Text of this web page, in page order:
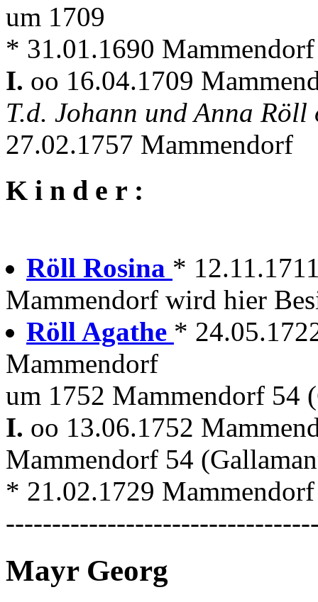
um 1709
* 31.01.1690 Mammendorf
I. oo 16.04.1709
T.d. Johann und Anna
27.02.1757 Mammendorf
K i n d e r :
Röll Rosina *
Mammendorf wird hier
Röll Agathe *
Mammendorf
um 1752 Mammendorf 54
I. oo 13.06.1752
Mammendorf 54
* 21.02.1729
Mayr Georg